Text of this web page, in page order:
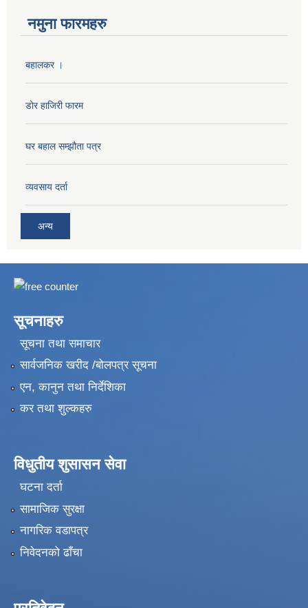
नमुना फारमहरु
बहालकर ।
डोर हाजिरी फारम
घर बहाल सम्झौता पत्र
व्यवसाय दर्ता
अन्य
सूचनाहरु
सूचना तथा समाचार
सार्वजनिक खरीद /बोलपत्र सूचना
एन, कानुन तथा निर्देशिका
कर तथा शुल्कहरु
विधुतीय शुसासन सेवा
घटना दर्ता
सामाजिक सुरक्षा
नागरिक वडापत्र
निवेदनको ढाँचा